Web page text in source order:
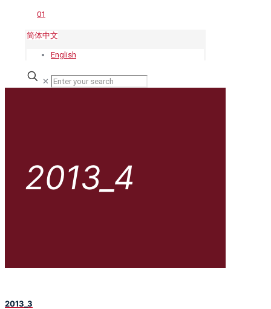
简体中文
English
✕
2013_4
2013_3